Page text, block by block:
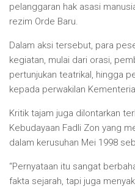
pelanggaran hak asasi
rezim Orde Baru.
Dalam aksi tersebut, para
kegiatan, mulai dari orasi,
pertunjukan teatrikal, hingga
kepada perwakilan
Kritik tajam juga dilontarkan
Kebudayaan Fadli Zon yang
dalam kerusuhan Mei 1998
“Pernyataan itu sangat
fakta sejarah, tapi juga